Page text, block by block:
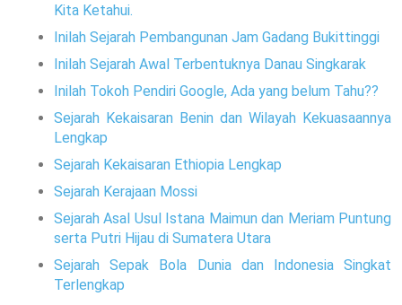
Kita Ketahui.
Inilah Sejarah Pembangunan Jam Gadang Bukittinggi
Inilah Sejarah Awal Terbentuknya Danau Singkarak
Inilah Tokoh Pendiri Google, Ada yang belum Tahu??
Sejarah Kekaisaran Benin dan Wilayah Kekuasaannya
Lengkap
Sejarah Kekaisaran Ethiopia Lengkap
Sejarah Kerajaan Mossi
Sejarah Asal Usul Istana Maimun dan Meriam Puntung
serta Putri Hijau di Sumatera Utara
Sejarah Sepak Bola Dunia dan Indonesia Singkat
Terlengkap